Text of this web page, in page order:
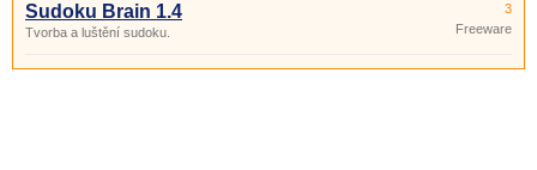
Sudoku Brain 1.4
Tvorba a luštění sudoku.
3
Freeware